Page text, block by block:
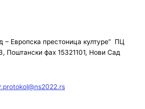
– Европска престоница културе” ПЦ
Поштански фах 15321101, Нови Сад